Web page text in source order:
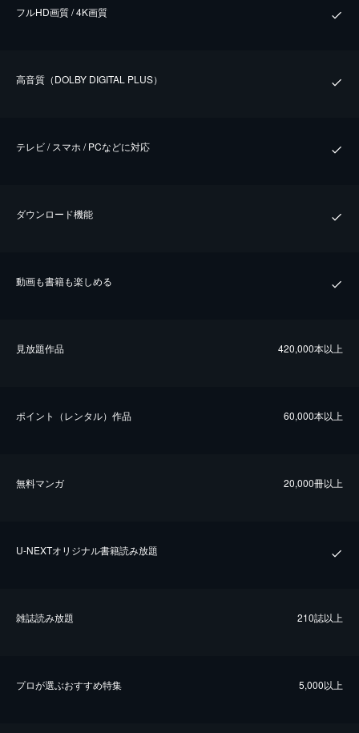
フルHD画質 / 4K画質
⾼⾳質（DOLBY DIGITAL PLUS）
テレビ / スマホ / PCなどに対応
ダウンロード機能
動画も書籍も楽しめる
⾒放題作品 420,000本以上
ポイント（レンタル）作品 60,000本以上
無料マンガ 20,000冊以上
U-NEXTオリジナル書籍読み放題
雑誌読み放題 210誌以上
プロが選ぶおすすめ特集 5,000以上